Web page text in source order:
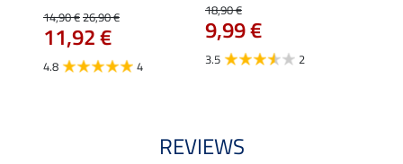
14,90 €26,90 €
11,92 €
4.8 4
18,90 €
9,99 €
3.5 2
REVIEWS